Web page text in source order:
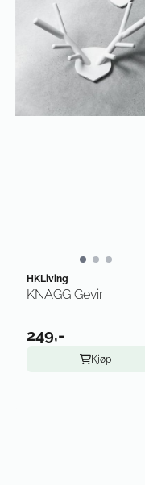
HKLiving
KNAGG Gevir
249,-
Kjøp